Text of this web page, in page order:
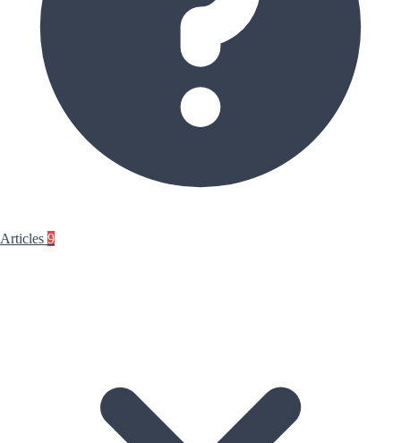
Articles 9